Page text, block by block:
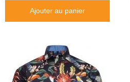
Ajouter au panier